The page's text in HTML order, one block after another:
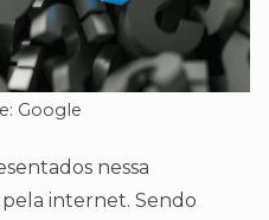
Google
nessa
internet. Sendo